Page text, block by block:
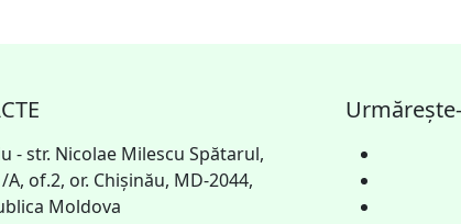
- str. Nicolae Milescu Spătarul,
A, of.2, or. Chișinău, MD-2044,
Moldova